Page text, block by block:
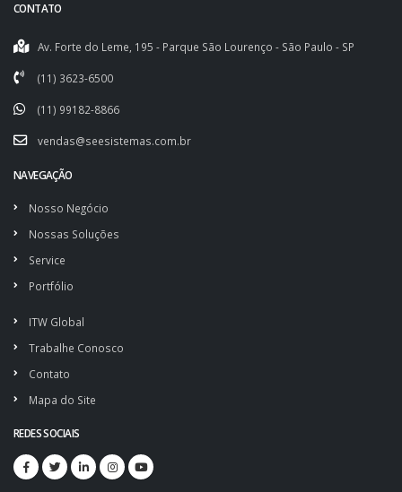
CONTATO
Av. Forte do Leme, 195 - Parque São Lourenço - São Paulo - SP
(11) 3623-6500
(11) 99182-8866
vendas@seesistemas.com.br
NAVEGAÇÃO
Nosso Negócio
Nossas Soluções
Service
Portfólio
ITW Global
Trabalhe Conosco
Contato
Mapa do Site
REDES SOCIAIS